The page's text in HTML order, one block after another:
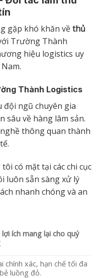
gặp khó khăn vềthủ
Trường Thành
hiệu logistics uy
Thành Logistics
ngũ chuyên gia
sâu về hàng lâm sản.
thông quan thành
có mặt tại các chi cục
luôn sẵn sàng xử lý
nhanh chóng và an
ích mang lại cho quý
chính xác, hạn chế tối đa
luồng đỏ.